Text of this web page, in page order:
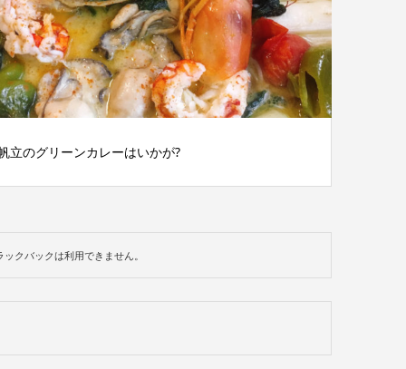
立のグリーンカレーはいかが?
ックバックは利用できません。